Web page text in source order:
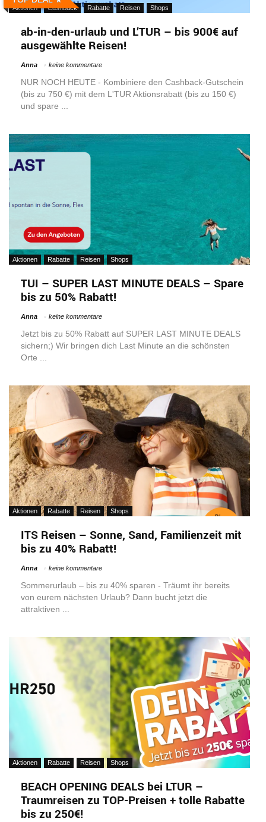
Aktionen Cashback Rabatte Reisen Shops
ab-in-den-urlaub und L’TUR – bis 900€ auf
ausgewählte Reisen!
Anna keine kommentare
NUR NOCH HEUTE - Kombiniere den Cashback-Gutschein
(bis zu 750 €) mit dem L'TUR Aktionsrabatt (bis zu 150 €)
und spare ...
Aktionen Rabatte Reisen Shops
TUI – SUPER LAST MINUTE DEALS – Spare
bis zu 50% Rabatt!
Anna keine kommentare
Jetzt bis zu 50% Rabatt auf SUPER LAST MINUTE DEALS
sichern;) Wir bringen dich Last Minute an die schönsten
Orte ...
Aktionen Rabatte Reisen Shops
ITS Reisen – Sonne, Sand, Familienzeit mit
bis zu 40% Rabatt!
Anna keine kommentare
Sommerurlaub – bis zu 40% sparen - Träumt ihr bereits
von eurem nächsten Urlaub? Dann bucht jetzt die
attraktiven ...
Aktionen Rabatte Reisen Shops
BEACH OPENING DEALS bei LTUR –
Traumreisen zu TOP-Preisen + tolle Rabatte
bis zu 250€!